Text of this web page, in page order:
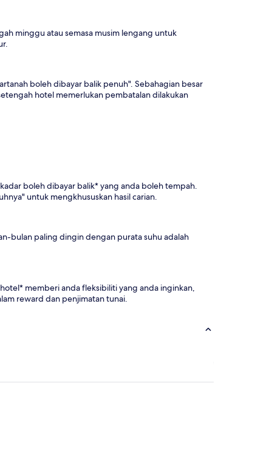
minggu atau semasa musim lengang untuk
boleh dibayar balik penuh". Sebahagian besar
hotel memerlukan pembatalan dilakukan
boleh dibayar balik* yang anda boleh tempah.
untuk mengkhususkan hasil carian.
bulan paling dingin dengan purata suhu adalah
memberi anda fleksibiliti yang anda inginkan,
reward dan penjimatan tunai.